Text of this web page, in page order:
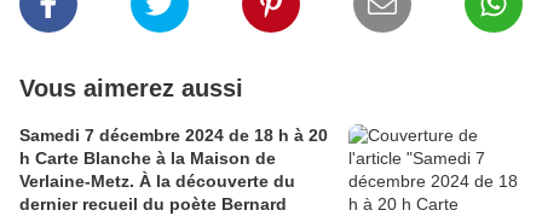
Vous aimerez aussi
Samedi 7 décembre 2024 de 18 h à 20
h Carte Blanche à la Maison de
Verlaine-Metz. À la découverte du
dernier recueil du poète Bernard